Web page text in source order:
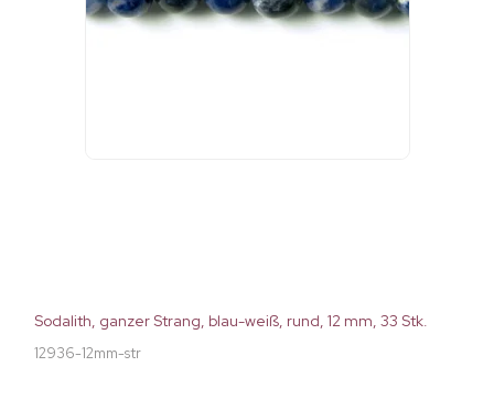
Sodalith, ganzer Strang, blau-weiß, rund, 12 mm, 33 Stk.
12936-12mm-str